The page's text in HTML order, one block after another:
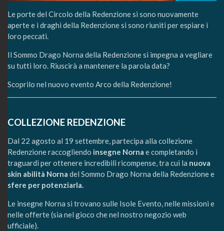
Le porte del Circolo della Redenzione si sono nuovamente
aperte e i draghi della Redenzione si sono riuniti per espiare i
loro peccati.
Il Sommo Drago Norna della Redenzione si impegna a vegliare
su tutti loro. Riuscirà a mantenere la parola data?
Scoprilo nel nuovo evento Arco della Redenzione!
COLLEZIONE REDENZIONE
Dal 22 agosto al 19 settembre, partecipa alla collezione
Redenzione raccogliendo insegne Norna e completando i
traguardi per ottenere incredibili ricompense, tra cui la nuova
skin abilità Norna del Sommo Drago Norna della Redenzione e
sfere per potenziarla.
Le insegne Norna si trovano sulle Isole Evento, nelle missioni e
nelle offerte (sia nel gioco che nel nostro negozio web
ufficiale).